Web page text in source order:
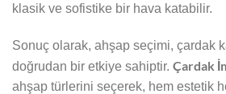
klasik ve sofistike bir hava katabilir.
Sonuç olarak, ahşap seçimi, çardak
doğrudan bir etkiye sahiptir. Çardak
ahşap türlerini seçerek, hem estetik